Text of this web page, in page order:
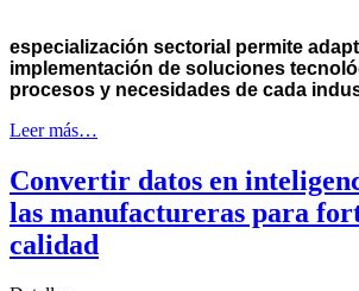
especialización sectorial permite
implementación de soluciones
procesos y necesidades de cada
Leer más…
Convertir datos en
las manufactureras para
calidad